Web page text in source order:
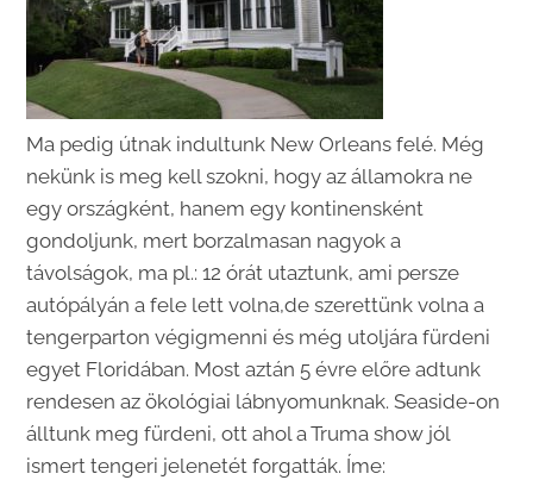
Ma pedig útnak indultunk New Orleans felé. Még
nekünk is meg kell szokni, hogy az államokra ne
egy országként, hanem egy kontinensként
gondoljunk, mert borzalmasan nagyok a
távolságok, ma pl.: 12 órát utaztunk, ami persze
autópályán a fele lett volna,de szerettünk volna a
tengerparton végigmenni és még utoljára fürdeni
egyet Floridában. Most aztán 5 évre előre adtunk
rendesen az ökológiai lábnyomunknak. Seaside-on
álltunk meg fürdeni, ott ahol a Truma show jól
ismert tengeri jelenetét forgatták. Íme: